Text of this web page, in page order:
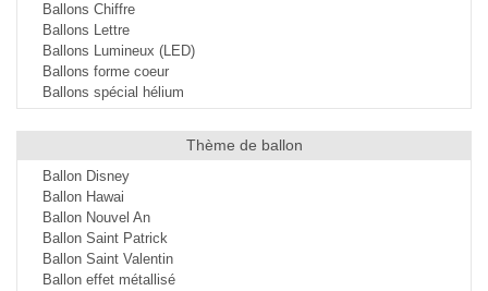
Ballons Chiffre
Ballons Lettre
Ballons Lumineux (LED)
Ballons forme coeur
Ballons spécial hélium
Thème de ballon
Ballon Disney
Ballon Hawai
Ballon Nouvel An
Ballon Saint Patrick
Ballon Saint Valentin
Ballon effet métallisé